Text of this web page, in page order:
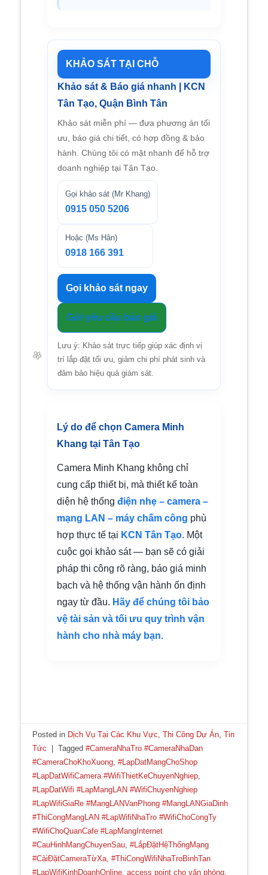
🌼
KHẢO SÁT TẠI CHỖ
Khảo sát & Báo giá nhanh | KCN
Tân Tạo, Quận Bình Tân
Khảo sát miễn phí — đưa phương án tối
ưu, báo giá chi tiết, có hợp đồng & bảo
hành. Chúng tôi có mặt nhanh để hỗ trợ
doanh nghiệp tại Tân Tạo.
Gọi khảo sát (Mr Khang)
0915 050 5206
Hoặc (Ms Hân)
0918 166 391
Gọi khảo sát ngay
Gửi yêu cầu báo giá
Lưu ý: Khảo sát trực tiếp giúp xác định vị
trí lắp đặt tối ưu, giảm chi phí phát sinh và
đảm bảo hiệu quả giám sát.
Lý do để chọn Camera Minh
Khang tại Tân Tạo
Camera Minh Khang không chỉ
cung cấp thiết bị, mà thiết kế toàn
diện hệ thống điện nhẹ – camera –
mạng LAN – máy chấm công phù
hợp thực tế tại KCN Tân Tạo. Một
cuộc gọi khảo sát — bạn sẽ có giải
pháp thi công rõ ràng, báo giá minh
bạch và hệ thống vận hành ổn định
ngay từ đầu. Hãy để chúng tôi bảo
vệ tài sản và tối ưu quy trình vận
hành cho nhà máy bạn.
Posted in Dịch Vụ Tại Các Khu Vực,Thi Công Dự Án,Tin
Tức
Tagged#CameraNhaTro #CameraNhaDan
#CameraChoKhoXuong,#LapDatMangChoShop
#LapDatWifiCamera #WifiThietKeChuyenNghiep,
#LapDatWifi #LapMangLAN #WifiChuyenNghiep
#LapWifiGiaRe #MangLANVanPhong #MangLANGiaDinh
#ThiCongMangLAN #LapWifiNhaTro #WifiChoCongTy
#WifiChoQuanCafe #LapMangInternet
#CauHinhMangChuyenSau,#LắpĐặtHệThốngMạng
#CàiĐặtCameraTừXa,#ThiCongWifiNhaTroBinhTan
#LapWifiKinhDoanhOnline,access point cho văn phòng,